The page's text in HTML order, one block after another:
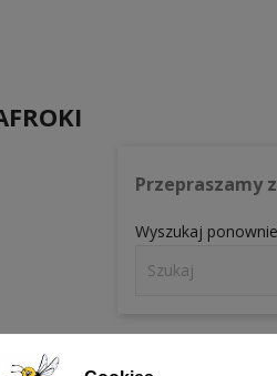
Przepraszamy
Wyszukaj